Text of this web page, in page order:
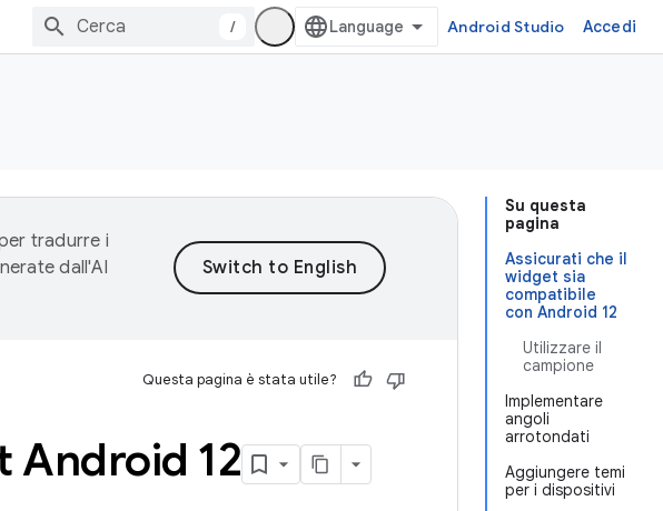
/ Android Studio Accedi
Su questa
pagina
Assicurati che il
widget sia
compatibile
con Android 12
Utilizzare il
campione
Implementare
angoli
arrotondati
Aggiungere temi
per i dispositivi
tradurre i
dall'AI
Questa pagina è stata utile?
Android 12